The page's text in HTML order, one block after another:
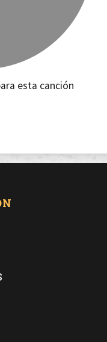
esta canción